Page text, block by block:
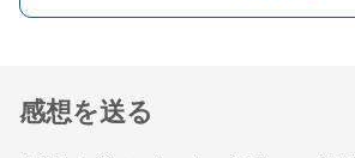
感想を送る